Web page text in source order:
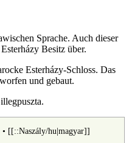
Sprache. Auch dieser
Besitz über.
Esterházy-Schloss. Das
und gebaut.
• [[::Naszály/hu|magyar]]